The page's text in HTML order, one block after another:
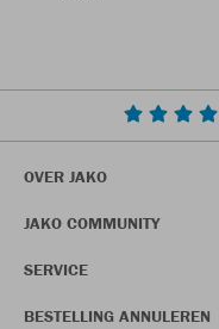
OVER JAKO
JAKO COMMUNITY
SERVICE
BESTELLING ANNULEREN